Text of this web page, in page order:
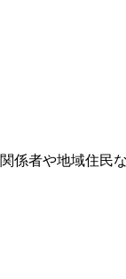
係者や地域住民